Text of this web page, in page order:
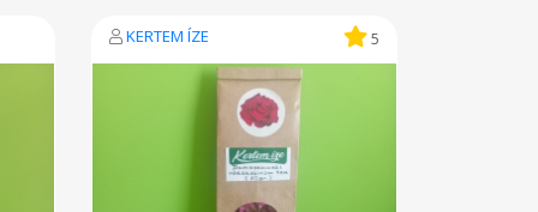
KERTEM ÍZE 5